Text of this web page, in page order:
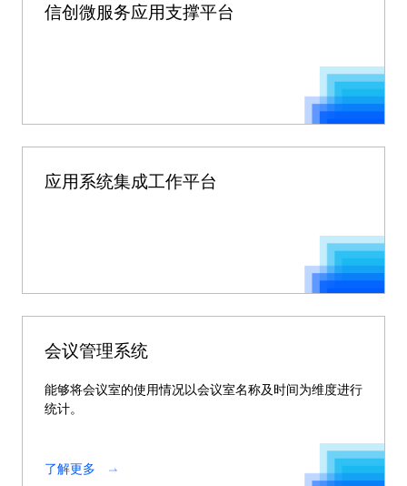
信创微服务应用支撑平台
应用系统集成工作平台
会议管理系统
能够将会议室的使用情况以会议室名称及时间为维度进行
统计。
了解更多